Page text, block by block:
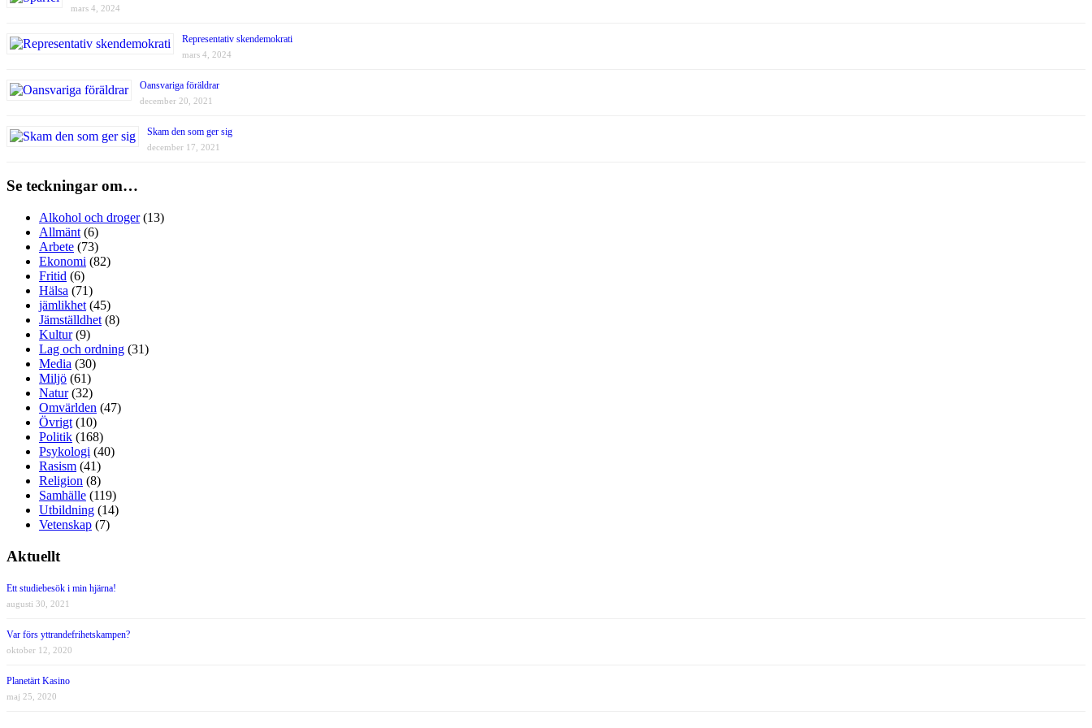
mars 4, 2024
Representativ skendemokrati
mars 4, 2024
Oansvariga föräldrar
december 20, 2021
Skam den som ger sig
december 17, 2021
Se teckningar om…
Alkohol och droger(13)
Allmänt (6)
Arbete (73)
Ekonomi (82)
Fritid (6)
Hälsa (71)
jämlikhet (45)
Jämställdhet (8)
Kultur(9)
Lag och ordning (31)
Media (30)
Miljö (61)
Natur(32)
Omvärlden (47)
Övrigt (10)
Politik (168)
Psykologi (40)
Rasism (41)
Religion (8)
Samhälle (119)
Utbildning (14)
Vetenskap (7)
Aktuellt
Ett studiebesök i min hjärna!
augusti 30, 2021
Var förs yttrandefrihetskampen?
oktober 12, 2020
Planetärt Kasino
maj 25, 2020